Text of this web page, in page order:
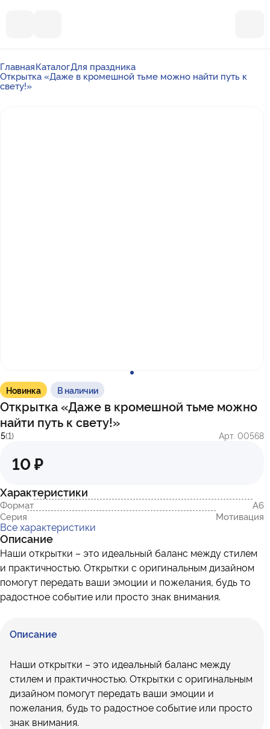
ГлавнаяКаталогДля праздника
Открытка «Даже в кромешной тьме можно найти путь к
свету!»
Новинка В наличии
Открытка «Даже в кромешной тьме можно
найти путь к свету!»
5(1) Арт. 00568
Характеристики
Формат
А6
Серия
Мотивация
Все характеристики
Описание
Наши открытки – это идеальный баланс между стилем
и практичностью. Открытки с оригинальным дизайном
помогут передать ваши эмоции и пожелания, будь то
радостное событие или просто знак внимания.
10 ₽
Описание
Наши открытки – это идеальный баланс между
стилем и практичностью. Открытки с оригинальным
дизайном помогут передать ваши эмоции и
пожелания, будь то радостное событие или просто
знак внимания.